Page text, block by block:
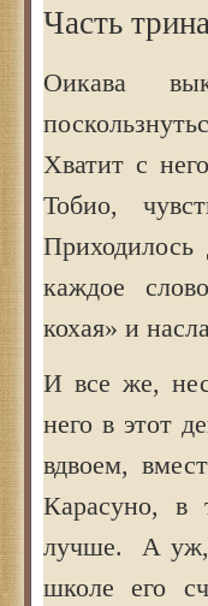
Часть
Оикава
Хватит с
Тобио,
Приходилось
каждое
кохая» и
И все же,
него в этот
вдвоем,
Карасуно, в
лучше. А уж,
школе его